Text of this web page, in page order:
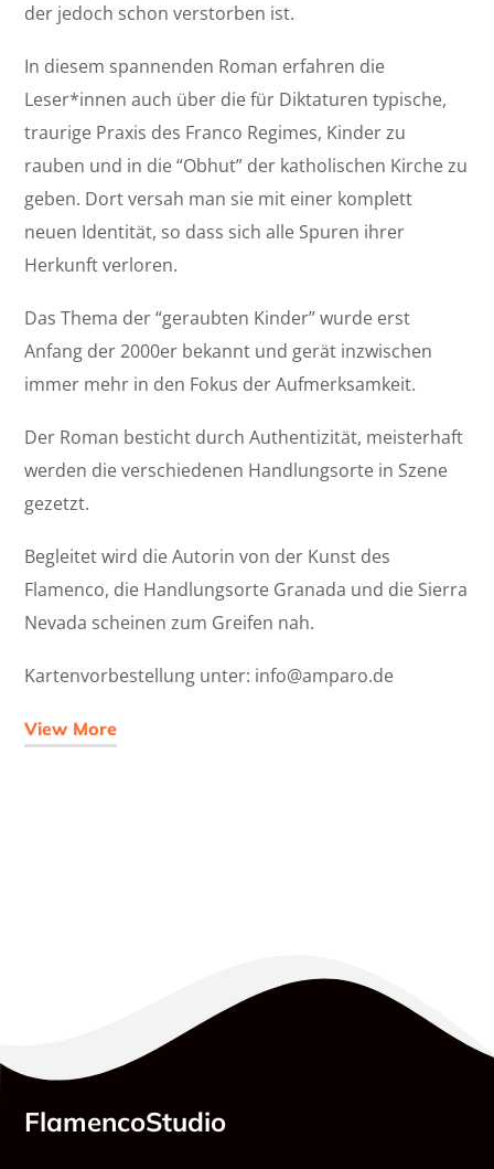
der jedoch schon verstorben ist.
In diesem spannenden Roman erfahren die
Leser*innen auch über die für Diktaturen typische,
traurige Praxis des Franco Regimes, Kinder zu
rauben und in die “Obhut” der katholischen Kirche zu
geben. Dort versah man sie mit einer komplett
neuen Identität, so dass sich alle Spuren ihrer
Herkunft verloren.
Das Thema der “geraubten Kinder” wurde erst
Anfang der 2000er bekannt und gerät inzwischen
immer mehr in den Fokus der Aufmerksamkeit.
Der Roman besticht durch Authentizität, meisterhaft
werden die verschiedenen Handlungsorte in Szene
gezetzt.
Begleitet wird die Autorin von der Kunst des
Flamenco, die Handlungsorte Granada und die Sierra
Nevada scheinen zum Greifen nah.
Kartenvorbestellung unter: info@amparo.de
View More
FlamencoStudio